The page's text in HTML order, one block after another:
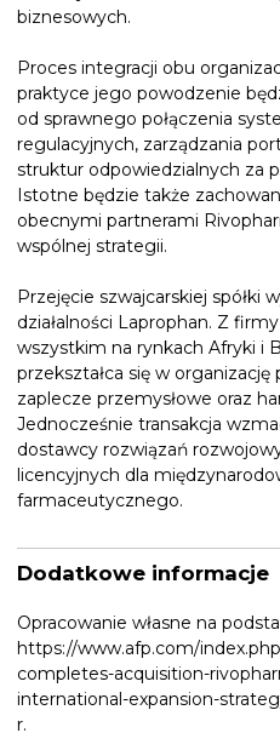
biznesowych.
Proces integracji obu
praktyce jego powodzenie
od sprawnego połączenia
regulacyjnych, zarządzania
struktur odpowiedzialnych za
Istotne będzie także
obecnymi partnerami
wspólnej strategii.
Przejęcie szwajcarskiej spółki
działalności Laprophan. Z
wszystkim na rynkach Afryki i
przekształca się w
zaplecze przemysłowe oraz
Jednocześnie transakcja
dostawcy rozwiązań
licencyjnych dla
farmaceutycznego.
Dodatkowe informacje
Opracowanie własne na
https://www.afp.com/
completes-acquisition-
international-expansion-
r.